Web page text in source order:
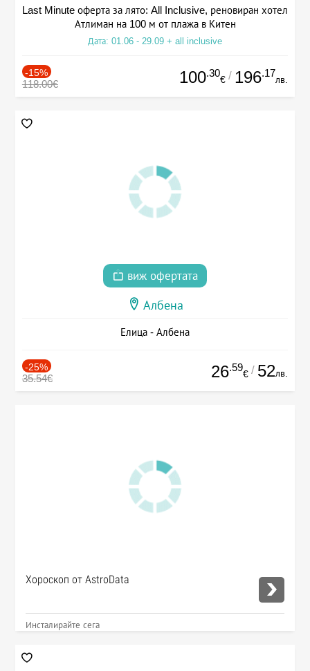
Last Minute оферта за лято: All Inclusive, реновиран хотел
Атлиман на 100 м от плажа в Китен
Дата: 01.06 - 29.09 + all inclusive
-15%
118.00€ 100.30
€ / 196.17
лв.
виж офертата
Албена
Елица - Албена
-25%
35.54€ 26.59
€ / 52лв.
Хороскоп от AstroData
Инсталирайте сега